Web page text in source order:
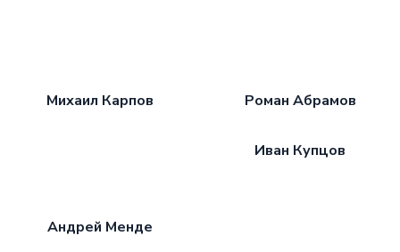
Михаил Карпов Роман Абрамов
Андрей Менде
Иван Купцов